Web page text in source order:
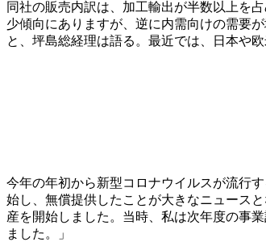
同社の販売内訳は、加工輸出が半数以上を
少傾向にありますが、逆に内需向けの需要
と、坪島総経理は語る。最近では、日本や
今年の年初から新型コロナウイルスが流行
始し、無償提供したことが大きなニュース
産を開始しました。当時、私は次年度の事
ました。」